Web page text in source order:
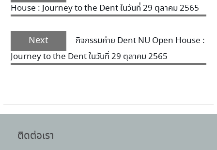
House : Journey to the Dent ในวันที่ 29 ตุลาคม 2565
Next
กิจกรรมค่าย Dent NU Open House :
Journey to the Dent ในวันที่ 29 ตุลาคม 2565
ติดต่อเรา